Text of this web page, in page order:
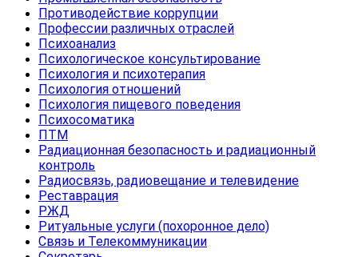
Противодействие коррупции
Профессии различных отраслей
Психоанализ
Психологическое консультирование
Психология и психотерапия
Психология отношений
Психология пищевого поведения
Психосоматика
ПТМ
Радиационная безопасность и радиационный
контроль
Радиосвязь, радиовещание и телевидение
Реставрация
РЖД
Ритуальные услуги (похоронное дело)
Связь и Телекоммуникации